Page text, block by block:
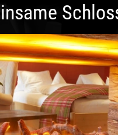
| Zeichnen mit Licht &